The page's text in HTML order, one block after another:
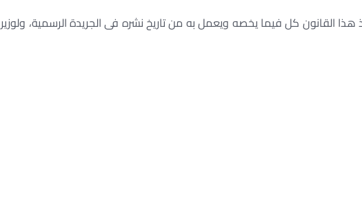
هذا القانون كل فيما يخصه ويعمل به من تاريخ نشره فى الجريدة الرسمية، ولوزير